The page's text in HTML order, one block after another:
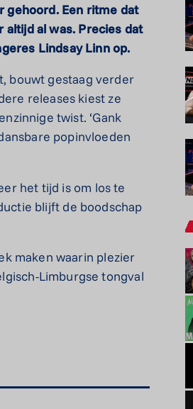
gehoord. Een ritme dat
al was. Precies dat
Lindsay Linn op.
bouwt gestaag verder
releases kiest ze
twist. ‘Gank
popinvloeden
het tijd is om los te
blijft de boodschap
maken waarin plezier
Limburgse tongval